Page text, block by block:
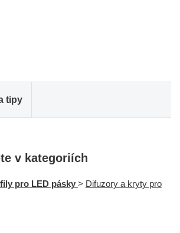
tipy
v kategoriích
pro LED pásky > Difuzory a kryty pro